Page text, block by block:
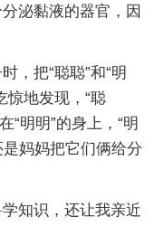
泌黏液的器官，因
，把“聪聪”和“明
惊地发现，“聪
“明明”的身上，“明
是妈妈把它们俩给分
知识，还让我亲近